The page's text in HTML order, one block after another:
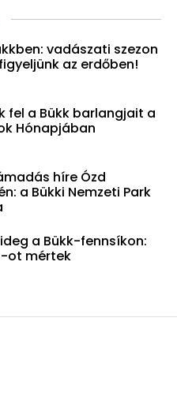
vadászati szezon
az erdőben!
fel a Bükk barlangjait a
Hónapjában
híre Ózd
a Bükki Nemzeti Park
a Bükk-fennsíkon:
ot mértek